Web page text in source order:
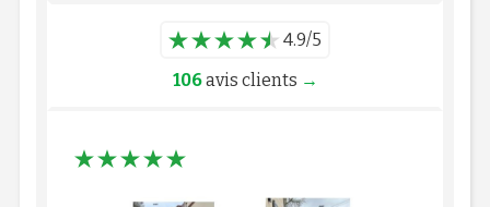
4.9/5
106avis clients →